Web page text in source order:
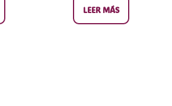
LEER MÁS